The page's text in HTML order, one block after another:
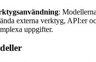
:
externa verktyg, API:er
uppgifter.